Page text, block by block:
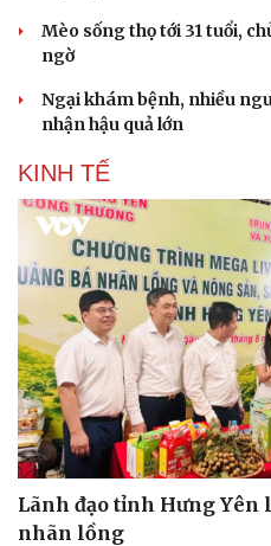
Mèo sống thọ tới 31 tuổi,
ngờ
Ngại khám bệnh, nhiều
nhận hậu quả lớn
KINH TẾ
Lãnh đạo tỉnh Hưng Yên
nhãn lồng